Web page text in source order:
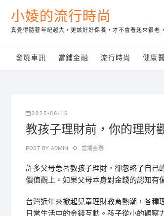
content
小婈的流行時尚
真覺得隨著年紀越大，更該好好保養，才不會看起來很老
發燒車訊 當鋪金融 流行時尚 健康
2025-08-16
教孩子理財前，你的理財
POST BY ADMIN 當鋪金融
許多父母急著教孩子理財，卻忽略了自己
價值觀上。如果父母本身對金錢的認知有
台灣近年來掀起兒童理財教育熱潮，各
日常生活中的金錢互動。孩子從小的觀察